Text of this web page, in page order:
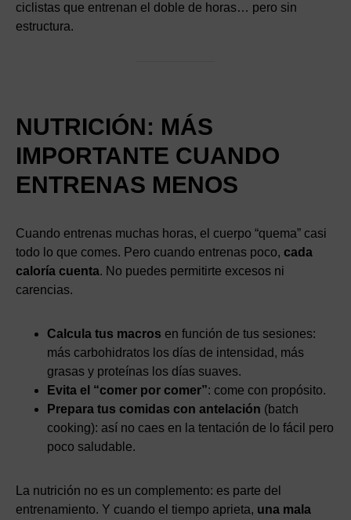
ciclistas que entrenan el doble de horas… pero sin
estructura.
NUTRICIÓN: MÁS
IMPORTANTE CUANDO
ENTRENAS MENOS
Cuando entrenas muchas horas, el cuerpo “quema” casi
todo lo que comes. Pero cuando entrenas poco, cada
caloría cuenta. No puedes permitirte excesos ni
carencias.
Calcula tus macros en función de tus sesiones:
más carbohidratos los días de intensidad, más
grasas y proteínas los días suaves.
Evita el “comer por comer”: come con propósito.
Prepara tus comidas con antelación (batch
cooking): así no caes en la tentación de lo fácil pero
poco saludable.
La nutrición no es un complemento: es parte del
entrenamiento. Y cuando el tiempo aprieta, una mala